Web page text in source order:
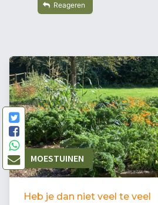
Reageren
MOESTUINEN
Heb je dan niet veel te veel